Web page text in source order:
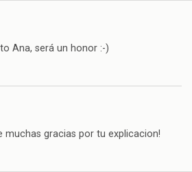
Ana, será un honor :-)
muchas gracias por tu explicacion!